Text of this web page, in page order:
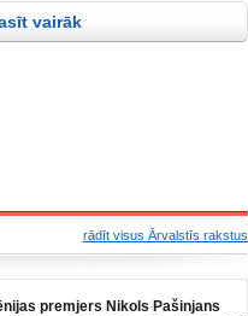
veltītajiem pasākumiem bija
Tautas lūgšanu
vairāk
rādīt visus Ārvalstīs rakstus
premjers Nikols Pašinjans